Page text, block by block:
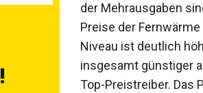
der Mehrausgaben
Preise der
Niveau ist deutlich
insgesamt günstiger
Top-Preistreiber. Das